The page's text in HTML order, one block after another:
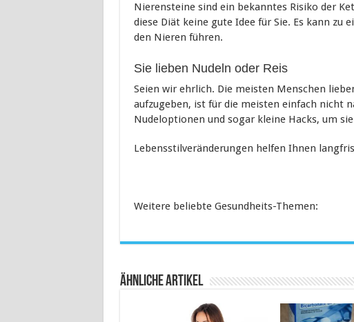
Nierensteine sind ein bekanntes Risiko der
diese Diät keine gute Idee für Sie. Es kann zu
den Nieren führen.
Sie lieben Nudeln oder Reis
Seien wir ehrlich. Die meisten Menschen
aufzugeben, ist für die meisten einfach nicht
Nudeloptionen und sogar kleine Hacks, um
Lebensstilveränderungen helfen Ihnen
Weitere beliebte Gesundheits-Themen:
Ähnliche Artikel